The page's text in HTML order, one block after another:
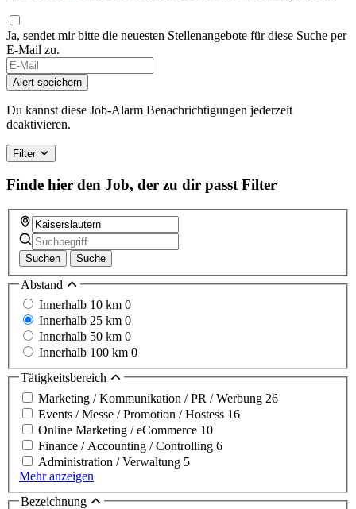
Ja, sendet mir bitte die neuesten Stellenangebote für diese Suche per
E-Mail zu.
Alert speichern
Du kannst diese Job-Alarm Benachrichtigungen jederzeit
deaktivieren.
Filter
Finde hier den Job, der zu dir passt Filter
Suchen Suche
Abstand
Innerhalb 10 km 0
Innerhalb 25 km 0
Innerhalb 50 km 0
Innerhalb 100 km 0
Tätigkeitsbereich
Marketing / Kommunikation / PR / Werbung 26
Events / Messe / Promotion / Hostess 16
Online Marketing / eCommerce 10
Finance / Accounting / Controlling 6
Administration / Verwaltung 5
Mehr anzeigen
Bezeichnung